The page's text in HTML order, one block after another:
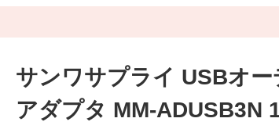
サンワサプライ USBオ
アダプタ MM-ADUSB3N